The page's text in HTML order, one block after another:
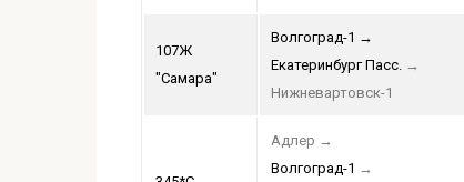
107Ж
"Самара"
Волгоград-1 →
Екатеринбург Пасс. →
Нижневартовск-1
Адлер →
Волгоград-1 →